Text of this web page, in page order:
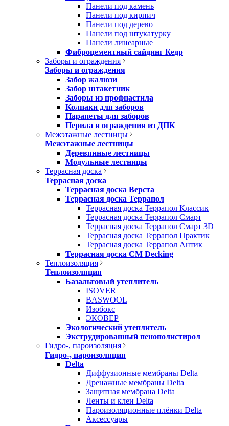
Панели под камень
Панели под кирпич
Панели под дерево
Панели под штукатурку
Панели линеарные
Фиброцементный сайдинг Кедр
Заборы и ограждения
Заборы и ограждения
Забор жалюзи
Забор штакетник
Заборы из профнастила
Колпаки для заборов
Парапеты для заборов
Перила и ограждения из ДПК
Межэтажные лестницы
Межэтажные лестницы
Деревянные лестницы
Модульные лестницы
Террасная доска
Террасная доска
Террасная доска Верста
Террасная доска Террапол
Террасная доска Террапол Классик
Террасная доска Террапол Смарт
Террасная доска Террапол Смарт 3D
Террасная доска Террапол Практик
Террасная доска Террапол Антик
Террасная доска CM Decking
Теплоизоляция
Теплоизоляция
Базальтовый утеплитель
ISOVER
BASWOOL
Изобокс
ЭКОВЕР
Экологический утеплитель
Экструдированный пенополистирол
Гидро-, пароизоляция
Гидро-, пароизоляция
Delta
Диффузионные мембраны Delta
Дренажные мембраны Delta
Защитная мембрана Delta
Ленты и клеи Delta
Пароизоляционные плёнки Delta
Аксессуары